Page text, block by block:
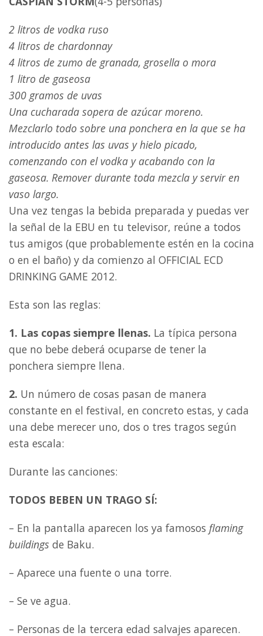
2 litros de vodka ruso
4 litros de chardonnay
4 litros de zumo de granada, grosella o mora
1 litro de gaseosa
300 gramos de uvas
Una cucharada sopera de azúcar moreno.
Mezclarlo todo sobre una ponchera en la que se ha
introducido antes las uvas y hielo picado,
comenzando con el vodka y acabando con la
gaseosa. Remover durante toda mezcla y servir en
vaso largo.
Una vez tengas la bebida preparada y puedas ver
la señal de la EBU en tu televisor, reúne a todos
tus amigos (que probablemente estén en la cocina
o en el baño) y da comienzo al OFFICIAL ECD
DRINKING GAME 2012.
Esta son las reglas:
1. Las copas siempre llenas. La típica persona
que no bebe deberá ocuparse de tener la
ponchera siempre llena.
2. Un número de cosas pasan de manera
constante en el festival, en concreto estas, y cada
una debe merecer uno, dos o tres tragos según
esta escala:
Durante las canciones:
TODOS BEBEN UN TRAGO SÍ:
– En la pantalla aparecen los ya famosos flaming
buildings de Baku.
– Aparece una fuente o una torre.
– Se ve agua.
– Personas de la tercera edad salvajes aparecen.